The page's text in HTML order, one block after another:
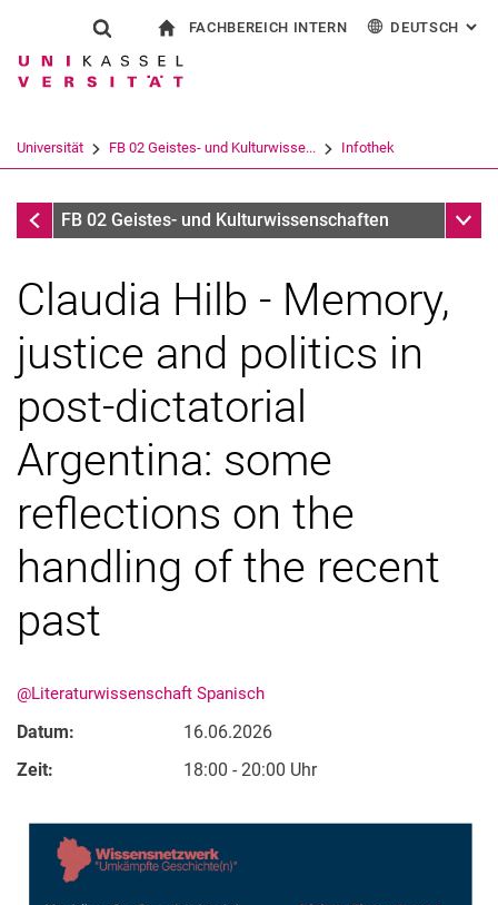
Springe direkt zu: Inhalt
Springe direkt zu: Suche
Springe direkt zu:
Suchformular
Suchbegriff
Suchen (öffnet externen Link in einem
FACHBEREICH INTERN DEUTSCH :
Universität FB 02 Geistes- und Kulturwisse... Infothek
InfothekFB 02 Geistes- und Kulturwissenschaften
Claudia Hilb - Memory,
justice and politics in
post-dictatorial
Argentina: some
reflections on the
handling of the recent
past
@Literaturwissenschaft Spanisch
Datum:
16.06.2026
Zeit:
18:00 - 20:00 Uhr